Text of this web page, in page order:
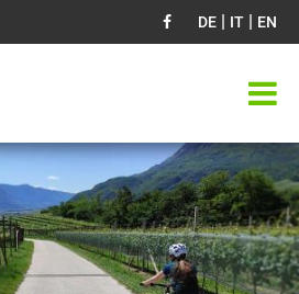
DE | IT | EN